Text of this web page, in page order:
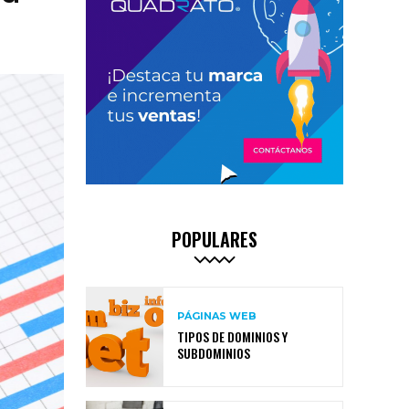
POPULARES
PÁGINAS WEB
TIPOS DE DOMINIOS Y
SUBDOMINIOS